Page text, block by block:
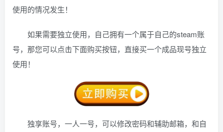
使用的情况发生！
如果需要独立使用，自己拥有一个属于自己的steam账
号，那您可以点击下面购买按钮，直接买一个成品现号独立
使用！
独享账号，一人一号，可以修改密码和辅助邮箱，和自